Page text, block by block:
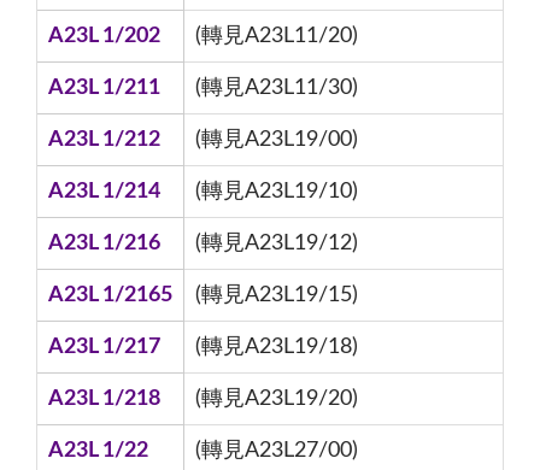
A23L 1/202 (轉見A23L11/20)
A23L 1/211 (轉見A23L11/30)
A23L 1/212 (轉見A23L19/00)
A23L 1/214 (轉見A23L19/10)
A23L 1/216 (轉見A23L19/12)
A23L 1/2165 (轉見A23L19/15)
A23L 1/217 (轉見A23L19/18)
A23L 1/218 (轉見A23L19/20)
A23L 1/22 (轉見A23L27/00)